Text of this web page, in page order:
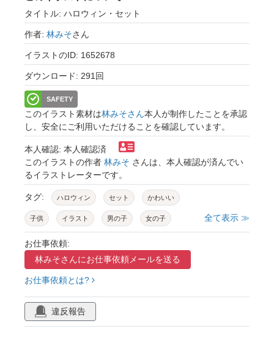
タイトル: ハロウィン・セット
作者: 林みそさん
イラストのID: 1652678
ダウンロード: 291回
SAFETY
このイラスト素材は林みそさん本人が制作したことを承認
し、安全にご利用いただけることを確認しています。
本人確認: 本人確認済
このイラストの作者 林みそ さんは、本人確認が済んでい
るイラストレーターです。
タグ: ハロウィン セット かわいい
子供 イラスト 男の子 女の子
人物 仮装
お菓子 黒猫 町 街 シルエット
ハロウィーン halloween
全て表示 ≫
お仕事依頼:
林みそさんにお仕事依頼メールを送る
お仕事依頼とは?
違反報告